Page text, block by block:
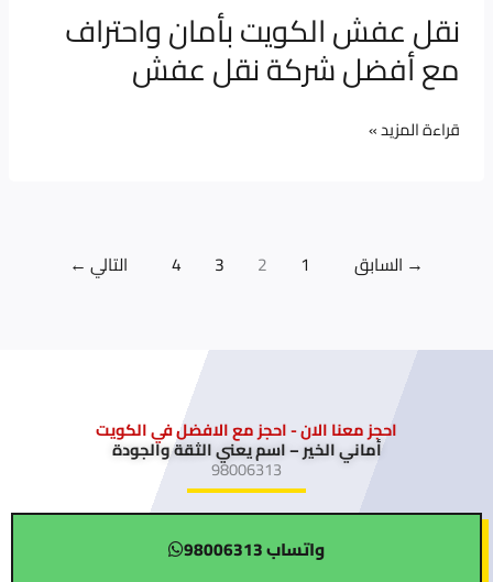
نقل عفش الكويت بأمان واحتراف
مع أفضل شركة نقل عفش
قراءة المزيد »
→ السابق 1
2
3
4 التالي ←
احجز معنا الان - احجز مع الافضل في الكويت
أماني الخير – اسم يعني الثقة والجودة
98006313
واتساب 98006313